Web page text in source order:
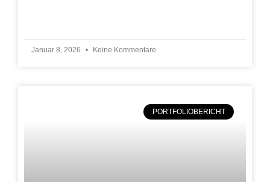
Januar 8, 2026 Keine Kommentare
PORTFOLIOBERICHT